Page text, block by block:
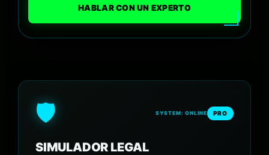
HABLAR CON UN EXPERTO
🛡️ SYSTEM: ONLINE PRO
SIMULADOR LEGAL